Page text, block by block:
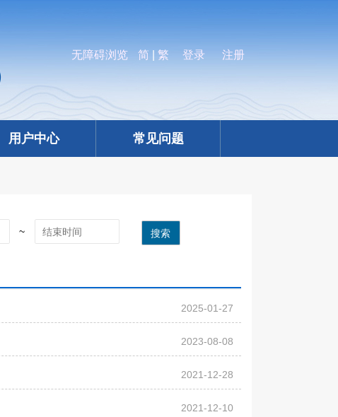
无障碍浏览 简 繁 登录 注册
用户中心 常见问题
~ 搜索
2025-01-27
2023-08-08
2021-12-28
2021-12-10